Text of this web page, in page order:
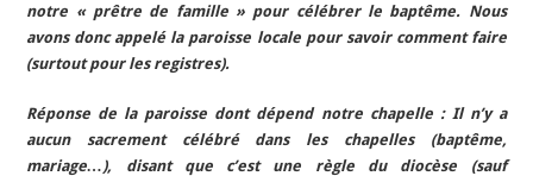
notre « prêtre de famille » pour célébrer le baptême. Nous
avons donc appelé la paroisse locale pour savoir comment faire
(surtout pour les registres).
Réponse de la paroisse dont dépend notre chapelle : Il n’y a
aucun sacrement célébré dans les chapelles (baptême,
mariage…), disant que c’est une règle du diocèse (sauf